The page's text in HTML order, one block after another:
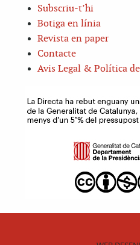
Subscriu-t’hi
Botiga en línia
Revista en paper
Contacte
Avis Legal & Política